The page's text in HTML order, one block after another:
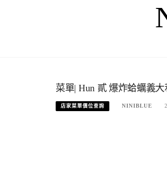
菜單| Hun 貳 爆炸蛤蠣義
店家菜單價位查詢 NINIBLUE